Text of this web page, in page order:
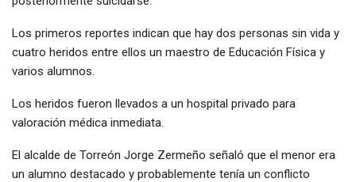
Los primeros reportes indican que hay dos personas sin vida y
cuatro heridos entre ellos un maestro de Educación Física y
varios alumnos.
Los heridos fueron llevados a un hospital privado para
valoración médica inmediata.
El alcalde de Torreón Jorge Zermeño señaló que el menor era
un alumno destacado y probablemente tenía un conflicto